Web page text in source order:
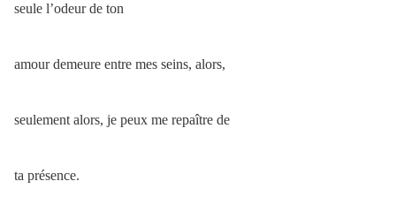
seule l’odeur de ton
amour demeure entre mes seins, alors,
seulement alors, je peux me repaître de
ta présence.